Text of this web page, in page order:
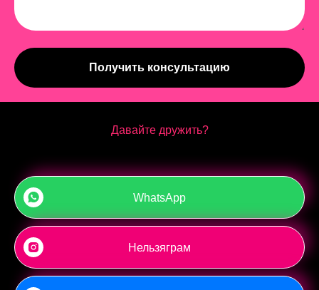
Получить консультацию
Давайте дружить?
WhatsApp
Нельзяграм